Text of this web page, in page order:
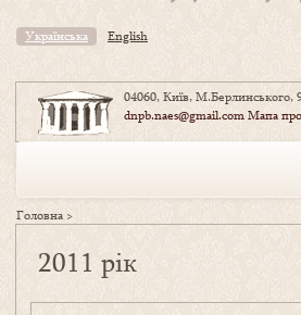
Українська English
04060, Київ, М.Берлинського,
dnpb.naes@gmail.comМапа
Головна >
2011 рік